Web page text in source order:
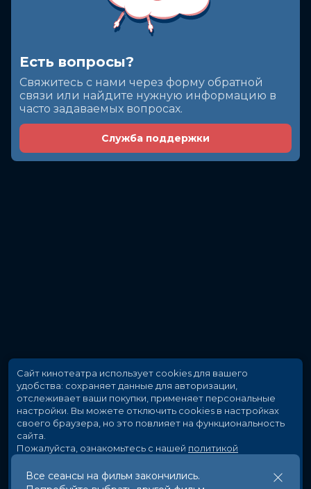
Есть вопросы?
Cвяжитесь с нами через форму обратной
связи или найдите нужную информацию в
часто задаваемых вопросах.
Служба поддержки
Все сеансы на фильм закончились.
Сайт кинотеатра использует cookies для вашего
удобства: сохраняет данные для авторизации,
отслеживает ваши покупки, применяет персональные
настройки. Вы можете отключить cookies в настройках
своего браузера, но это повлияет на функциональность
сайта.
Пожалуйста, ознакомьтесь с нашей политикой